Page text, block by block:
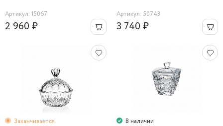
Артикул: 15067
2 960 ₽
Артикул: 50743
3 740 ₽
Заканчивается
В наличии